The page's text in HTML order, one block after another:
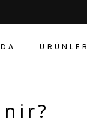
ÜRÜNLER